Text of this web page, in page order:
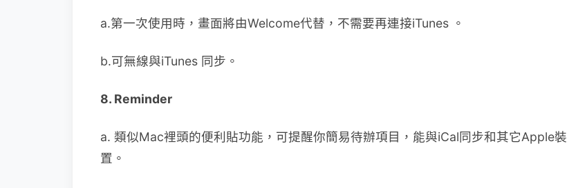
a.第一次使用時，畫面將由Welcome代替，不需要再連接iTunes 。
b.可無線與iTunes 同步。
8. Reminder
a. 類似Mac裡頭的便利貼功能，可提醒你簡易待辦項目，能與iCal同步和其它Apple裝
置。